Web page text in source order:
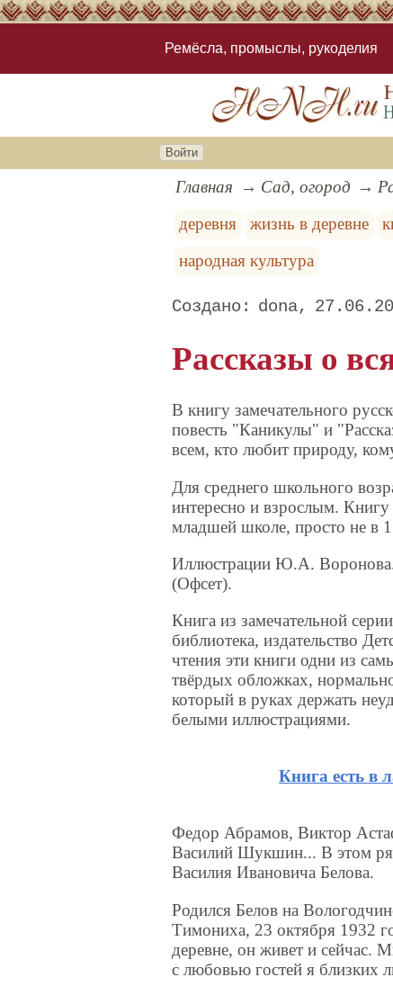
Ремёсла, промыслы, рукоделия
Войти
Главная Сад, огород
деревня
жизнь в деревне
народная культура
dona
Рассказы о
В книгу замечательного
повесть "Каникулы" и
всем, кто любит природу,
Для среднего школьного
интересно и взрослым.
младшей школе, просто не в 1
Иллюстрации Ю.А.
(Офсет).
Книга из замечательной
библиотека, издательство
чтения эти книги одни из
твёрдых обложках,
который в руках держать
белыми иллюстрациями.
Книга есть в
Федор Абрамов, Виктор
Василий Шукшин... В этом
Василия Ивановича Белова.
Родился Белов на
Тимониха, 23 октября 1932
деревне, он живет и сейчас.
с любовью гостей я близких